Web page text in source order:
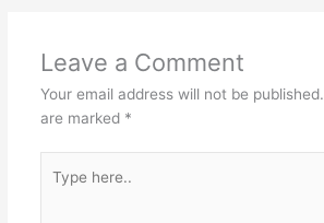
o
o
k
n
Leave a Comment
Your email address will not be published.
are marked *
here..